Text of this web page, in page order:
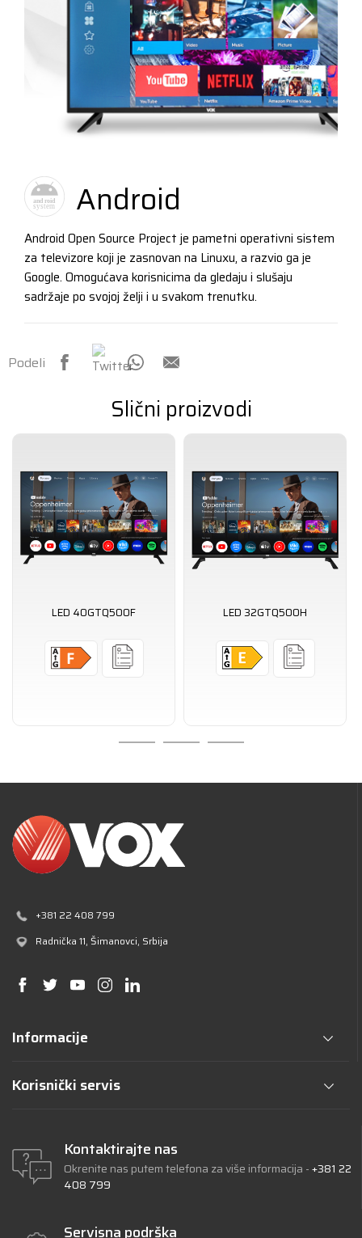
Android
Android Open Source Project je pametni operativni sistem
za televizore koji je zasnovan na Linuxu, a razvio ga je
Google. Omogućava korisnicima da gledaju i slušaju
sadržaje po svojoj želji i u svakom trenutku.
Podeli
Slični proizvodi
LED 40GTQ500F LED 32GTQ500H
+381 22 408 799
Radnička 11, Šimanovci, Srbija
Informacije
Korisnički servis
Kontaktirajte nas
Okrenite nas putem telefona za više informacija -+381 22
408 799
Servisna podrška